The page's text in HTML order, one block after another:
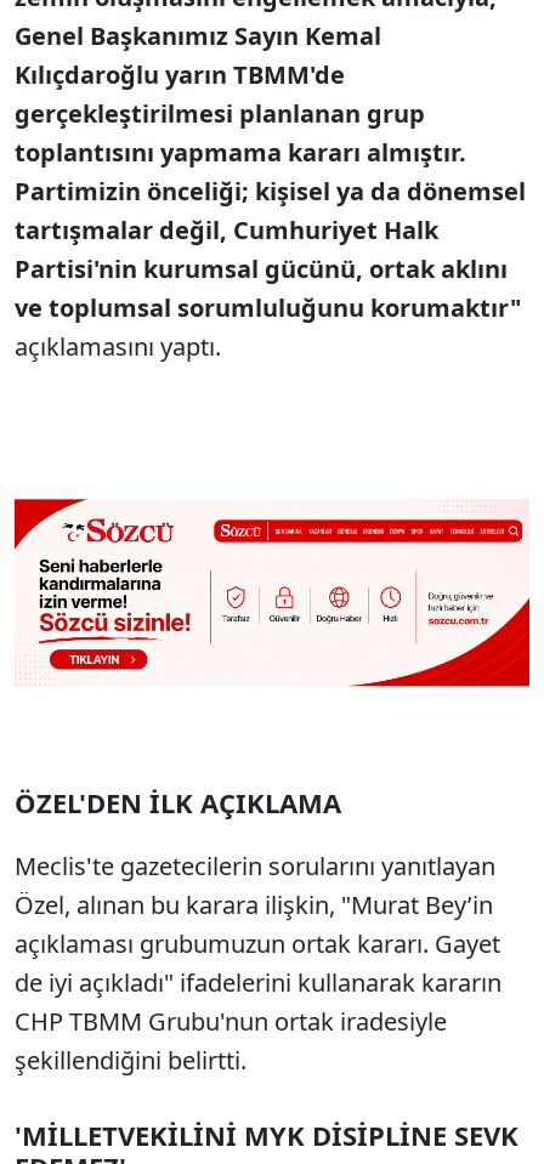
Genel Başkanımız Sayın Kemal
Kılıçdaroğlu yarın TBMM'de
gerçekleştirilmesi planlanan grup
toplantısını yapmama kararı almıştır.
Partimizin önceliği; kişisel ya da dönemsel
tartışmalar değil, Cumhuriyet Halk
Partisi'nin kurumsal gücünü, ortak aklını
ve toplumsal sorumluluğunu korumaktır"
açıklamasını yaptı.
ÖZEL'DEN İLK AÇIKLAMA
Meclis'te gazetecilerin sorularını yanıtlayan
Özel, alınan bu karara ilişkin, "Murat Bey’in
açıklaması grubumuzun ortak kararı. Gayet
de iyi açıkladı" ifadelerini kullanarak kararın
CHP TBMM Grubu'nun ortak iradesiyle
şekillendiğini belirtti.
'MİLLETVEKİLİNİ MYK DİSİPLİNE SEVK